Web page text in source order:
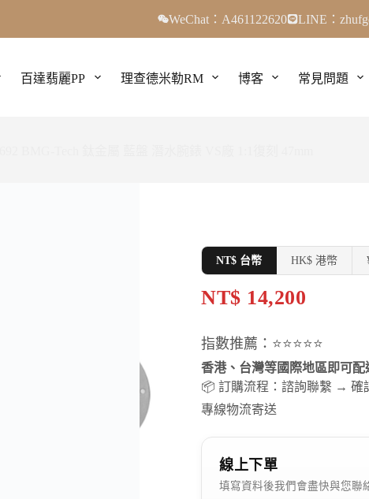
WeChat：A461122620 LINE：
百達翡麗PP 理查德米勒RM 博客 常見問題
NT$ 台幣 HK$ 港幣
NT$ 14,200
指數推薦：⭐⭐⭐⭐⭐
香港、台灣等國際地區即可配
📦 訂購流程：諮詢聯繫 →
專線物流寄送
線上下單
填寫資料後我們會盡快與您聯